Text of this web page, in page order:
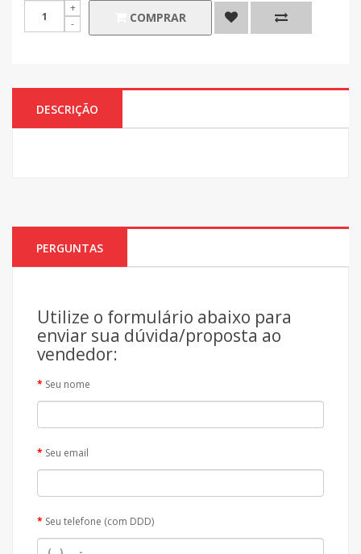
COMPRAR
DESCRIÇÃO
PERGUNTAS
Utilize o formulário abaixo para
enviar sua dúvida/proposta ao
vendedor:
Seu nome
Seu email
Seu telefone (com DDD)